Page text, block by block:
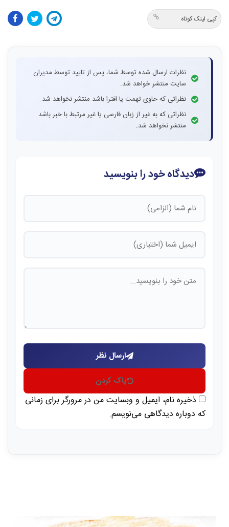
کپی لینک کوتاه
نظرات ارسال شده توسط شما، پس از تایید توسط مدیران
سایت منتشر خواهد شد.
نظراتی که حاوی تهمت یا افترا باشد منتشر نخواهد شد.
نظراتی که به غیر از زبان فارسی یا غیر مرتبط با خبر باشد
منتشر نخواهد شد.
دیدگاه خود را بنویسید
ارسال نظر
پاک کردن
ذخیره نام، ایمیل و وبسایت من در مرورگر برای زمانی
که دوباره دیدگاهی می‌نویسم.